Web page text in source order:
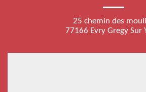
25 chemin des
77166 Evry Gregy Sur